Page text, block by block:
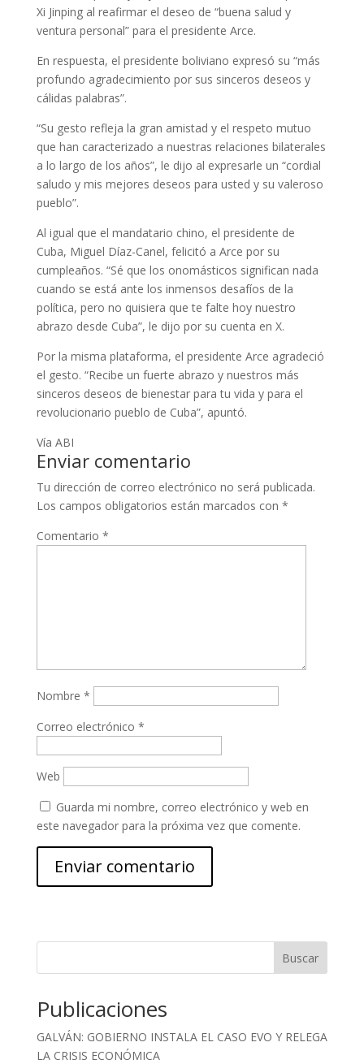
Xi Jinping al reafirmar el deseo de “buena salud y
ventura personal” para el presidente Arce.
En respuesta, el presidente boliviano expresó su “más
profundo agradecimiento por sus sinceros deseos y
cálidas palabras”.
“Su gesto refleja la gran amistad y el respeto mutuo
que han caracterizado a nuestras relaciones bilaterales
a lo largo de los años”, le dijo al expresarle un “cordial
saludo y mis mejores deseos para usted y su valeroso
pueblo”.
Al igual que el mandatario chino, el presidente de
Cuba, Miguel Díaz-Canel, felicitó a Arce por su
cumpleaños. “Sé que los onomásticos significan nada
cuando se está ante los inmensos desafíos de la
política, pero no quisiera que te falte hoy nuestro
abrazo desde Cuba”, le dijo por su cuenta en X.
Por la misma plataforma, el presidente Arce agradeció
el gesto. “Recibe un fuerte abrazo y nuestros más
sinceros deseos de bienestar para tu vida y para el
revolucionario pueblo de Cuba”, apuntó.
Vía ABI
Enviar comentario
Tu dirección de correo electrónico no será publicada.
Los campos obligatorios están marcados con *
Comentario *
Nombre *
Correo electrónico *
Web
Guarda mi nombre, correo electrónico y web en
este navegador para la próxima vez que comente.
Buscar
Publicaciones
GALVÁN: GOBIERNO INSTALA EL CASO EVO Y RELEGA
LA CRISIS ECONÓMICA